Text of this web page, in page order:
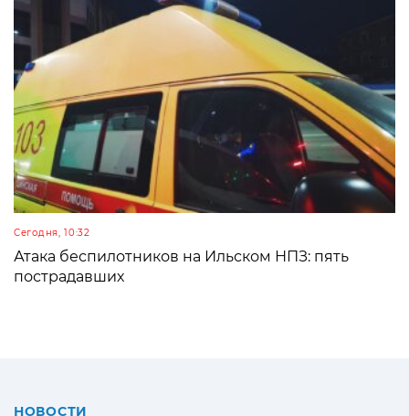
Сегодня, 10:32
Атака беспилотников на Ильском НПЗ: пять
пострадавших
НОВОСТИ